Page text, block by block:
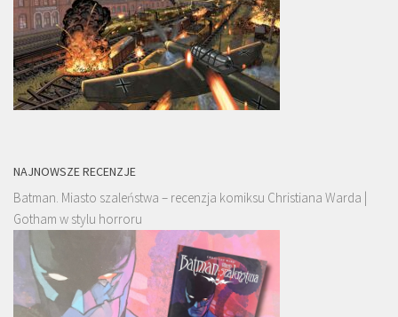
NAJNOWSZE RECENZJE
Batman. Miasto szaleństwa – recenzja komiksu Christiana Warda |
Gotham w stylu horroru